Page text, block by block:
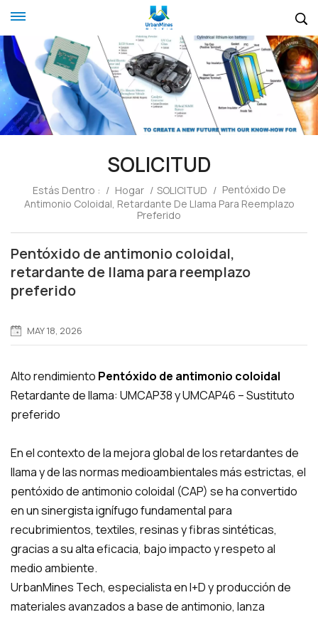
SOLICITUD
Estás Dentro : / Hogar / SOLICITUD / Pentóxido De
Antimonio Coloidal, Retardante De Llama Para Reemplazo
Preferido
Pentóxido de antimonio coloidal,
retardante de llama para reemplazo
preferido
MAY 18, 2026
Alto rendimiento Pentóxido de antimonio coloidal
Retardante de llama: UMCAP38 y UMCAP46 – Sustituto
preferido
En el contexto de la mejora global de los retardantes de
llama y de las normas medioambientales más estrictas, el
pentóxido de antimonio coloidal (CAP) se ha convertido
en un sinergista ignífugo fundamental para
recubrimientos, textiles, resinas y fibras sintéticas,
gracias a su alta eficacia, bajo impacto y respeto al
medio ambiente.
UrbanMines Tech, especialista en I+D y producción de
materiales avanzados a base de antimonio, lanza